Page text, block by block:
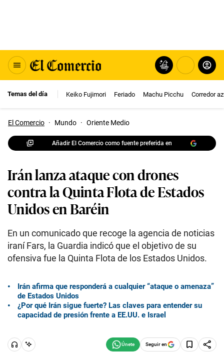
Temas del día Keiko Fujimori Feriado Machu Picchu Corredor
El Comercio · Mundo · Oriente Medio
Añadir El Comercio como fuente preferida en
Irán lanza ataque con drones
contra la Quinta Flota de Estados
Unidos en Baréin
En un comunicado que recoge la agencia de noticias
iraní Fars, la Guardia indicó que el objetivo de su
ofensiva fue la Quinta Flota de los Estados Unidos.
Irán afirma que responderá a cualquier “ataque o amenaza”
de Estados Unidos
¿Por qué Irán sigue fuerte? Las claves para entender su
capacidad de presión frente a EE.UU. e Israel
Seguir en